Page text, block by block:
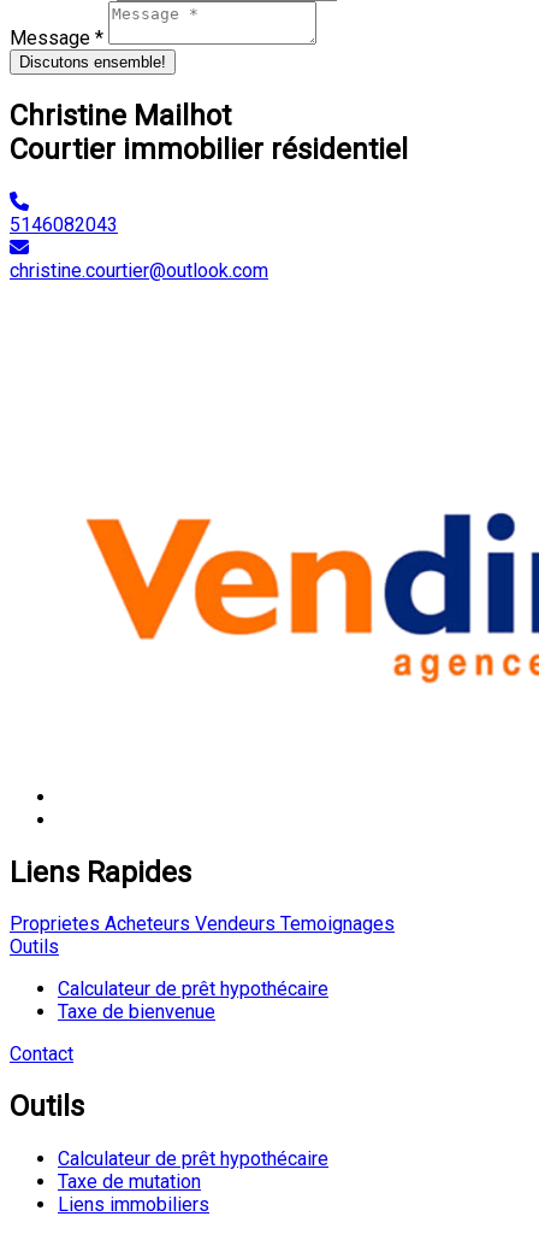
Message *
Discutons ensemble!
Christine Mailhot
Courtier immobilier résidentiel
5146082043
christine.courtier@outlook.com
Liens Rapides
Proprietes Acheteurs Vendeurs Temoignages
Outils
Calculateur de prêt hypothécaire
Taxe de bienvenue
Contact
Outils
Calculateur de prêt hypothécaire
Taxe de mutation
Liens immobiliers